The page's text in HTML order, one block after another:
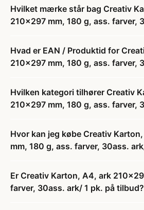
Hvilket mærke står bag Creativ
210x297 mm, 180 g, ass. farver,
Hvad er EAN / Produktid for
210x297 mm, 180 g, ass. farver,
Hvilken kategori tilhører Creativ
210x297 mm, 180 g, ass. farver,
Hvor kan jeg købe Creativ
mm, 180 g, ass. farver, 30ass.
Er Creativ Karton, A4, ark
farver, 30ass. ark/ 1 pk. på tilbud?